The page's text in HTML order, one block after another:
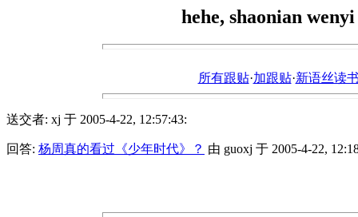
hehe, shaonian
所有跟贴·加跟贴·新语丝读
送交者: xj 于 2005-4-22, 12:57:43:
回答: 杨周真的看过《少年时代》？ 由 guoxj 于 2005-4-22,